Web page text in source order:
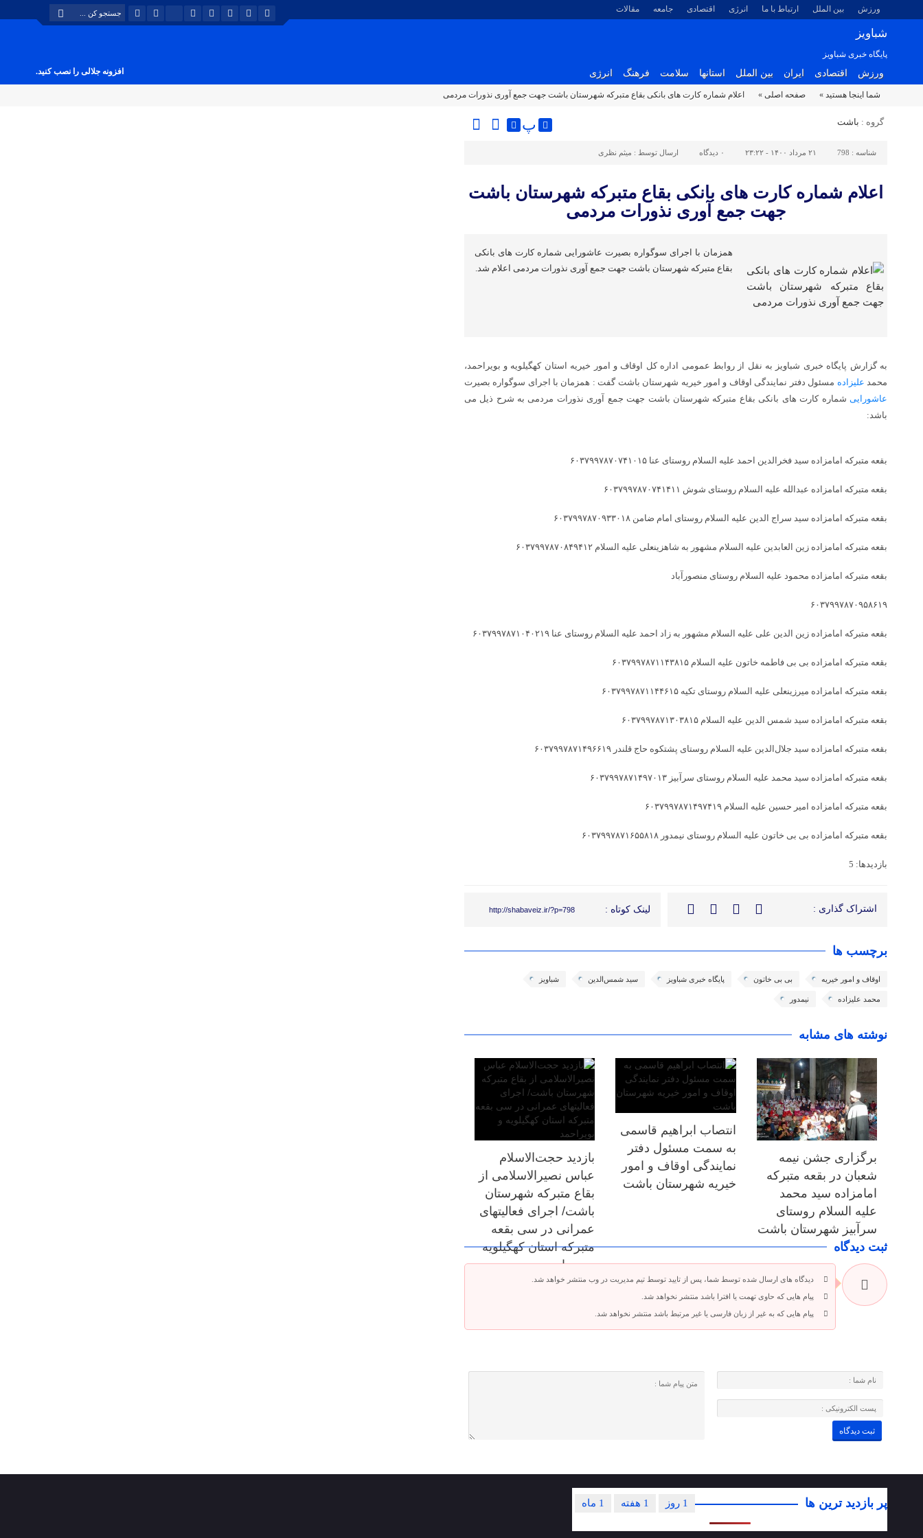
ورزش بین الملل ارتباط با ما انرژی اقتصادی جامعه مقالات
شباویز
پایگاه خبری شباویز
ورزش اقتصادی ایران بین الملل استانها سلامت فرهنگ انرژی افزونه جلالی را نصب کنید.
شما اینجا هستید » صفحه اصلی » اعلام شماره کارت های بانکی بقاع متبرکه شهرستان باشت جهت جمع آوری نذورات مردمی
گروه : باشت پ
شناسه : 798 ۲۱ مرداد ۱۴۰۰ - ۲۳:۲۲ ۰ دیدگاه ارسال توسط : میثم نظری
اعلام شماره کارت های بانکی بقاع متبرکه شهرستان باشت
جهت جمع آوری نذورات مردمی
همزمان با اجرای سوگواره بصیرت عاشورایی شماره کارت های بانکی
بقاع متبرکه شهرستان باشت جهت جمع آوری نذورات مردمی اعلام شد.
به گزارش پایگاه خبری شباویز به نقل از روابط عمومی اداره کل اوقاف و امور خیریه استان کهگیلویه و بویراحمد،
محمد علیزاده مسئول دفتر نمایندگی اوقاف و امور خیریه شهرستان باشت گفت : همزمان با اجرای سوگواره بصیرت
عاشورایی شماره کارت های بانکی بقاع متبرکه شهرستان باشت جهت جمع آوری نذورات مردمی به شرح ذیل می
باشد:
بقعه متبرکه امامزاده سید فخرالدین احمد علیه السلام روستای عنا ۶۰۳۷۹۹۷۸۷۰۷۴۱۰۱۵
بقعه متبرکه امامزاده عبدالله علیه السلام روستای شوش ۶۰۳۷۹۹۷۸۷۰۷۴۱۴۱۱
بقعه متبرکه امامزاده سید سراج الدین علیه السلام روستای امام ضامن ۶۰۳۷۹۹۷۸۷۰۹۳۳۰۱۸
بقعه متبرکه امامزاده زین العابدین علیه السلام مشهور به شاهزینعلی علیه السلام ۶۰۳۷۹۹۷۸۷۰۸۴۹۴۱۲
بقعه متبرکه امامزاده محمود علیه السلام روستای منصورآباد
۶۰۳۷۹۹۷۸۷۰۹۵۸۶۱۹
بقعه متبرکه امامزاده زین الدین علی علیه السلام مشهور به زاد احمد علیه السلام روستای عنا ۶۰۳۷۹۹۷۸۷۱۰۴۰۲۱۹
بقعه متبرکه امامزاده بی بی فاطمه خاتون علیه السلام ۶۰۳۷۹۹۷۸۷۱۱۴۳۸۱۵
بقعه متبرکه امامزاده میرزینعلی علیه السلام روستای تکیه ۶۰۳۷۹۹۷۸۷۱۱۴۴۶۱۵
بقعه متبرکه امامزاده سید شمس الدین علیه السلام ۶۰۳۷۹۹۷۸۷۱۳۰۳۸۱۵
بقعه متبرکه امامزاده سید جلال‌الدین علیه السلام روستای پشتکوه حاج قلندر ۶۰۳۷۹۹۷۸۷۱۴۹۶۶۱۹
بقعه متبرکه امامزاده سید محمد علیه السلام روستای سرآبیز ۶۰۳۷۹۹۷۸۷۱۴۹۷۰۱۳
بقعه متبرکه امامزاده امیر حسین علیه السلام ۶۰۳۷۹۹۷۸۷۱۴۹۷۴۱۹
بقعه متبرکه امامزاده بی بی خاتون علیه السلام روستای نیمدور ۶۰۳۷۹۹۷۸۷۱۶۵۵۸۱۸
بازدیدها: 5
اشتراک گذاری : لینک کوتاه : http://shabaveiz.ir/?p=798
برچسب ها
اوقاف و امور خیریه بی بی خاتون پایگاه خبری شباویز سید شمس‌الدین شباویز
محمد علیزاده نیمدور
نوشته های مشابه
برگزاری جشن نیمه
شعبان در بقعه متبرکه
امامزاده سید محمد
علیه السلام روستای
سرآبیز شهرستان باشت
انتصاب ابراهیم قاسمی
به سمت مسئول دفتر
نمایندگی اوقاف و امور
خیریه شهرستان باشت
بازدید حجت‌الاسلام
عباس نصیرالاسلامی از
بقاع متبرکه شهرستان
باشت/ اجرای فعالیتهای
عمرانی در سی بقعه
متبرکه استان کهگیلویه
و بویراحمد
ثبت دیدگاه
دیدگاه های ارسال شده توسط شما، پس از تایید توسط تیم مدیریت در وب منتشر خواهد شد.
پیام هایی که حاوی تهمت یا افترا باشد منتشر نخواهد شد.
پیام هایی که به غیر از زبان فارسی یا غیر مرتبط باشد منتشر نخواهد شد.
پر بازدید ترین ها 1 ماه 1 هفته 1 روز